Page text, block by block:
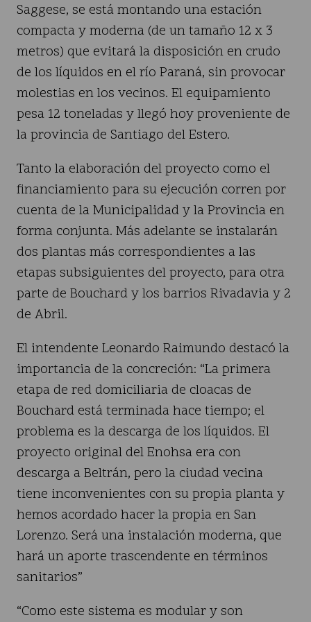
Saggese, se está montando una estación
compacta y moderna (de un tamaño 12 x 3
metros) que evitará la disposición en crudo
de los líquidos en el río Paraná, sin provocar
molestias en los vecinos. El equipamiento
pesa 12 toneladas y llegó hoy proveniente de
la provincia de Santiago del Estero.
Tanto la elaboración del proyecto como el
financiamiento para su ejecución corren por
cuenta de la Municipalidad y la Provincia en
forma conjunta. Más adelante se instalarán
dos plantas más correspondientes a las
etapas subsiguientes del proyecto, para otra
parte de Bouchard y los barrios Rivadavia y 2
de Abril.
El intendente Leonardo Raimundo destacó la
importancia de la concreción: “La primera
etapa de red domiciliaria de cloacas de
Bouchard está terminada hace tiempo; el
problema es la descarga de los líquidos. El
proyecto original del Enohsa era con
descarga a Beltrán, pero la ciudad vecina
tiene inconvenientes con su propia planta y
hemos acordado hacer la propia en San
Lorenzo. Será una instalación moderna, que
hará un aporte trascendente en términos
sanitarios”
“Como este sistema es modular y son